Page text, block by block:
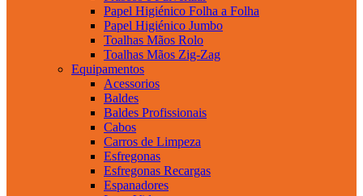
Papel Higiénico Folha a Folha
Papel Higiénico Jumbo
Toalhas Mãos Rolo
Toalhas Mãos Zig-Zag
Equipamentos
Acessorios
Baldes
Baldes Profissionais
Cabos
Carros de Limpeza
Esfregonas
Esfregonas Recargas
Espanadores